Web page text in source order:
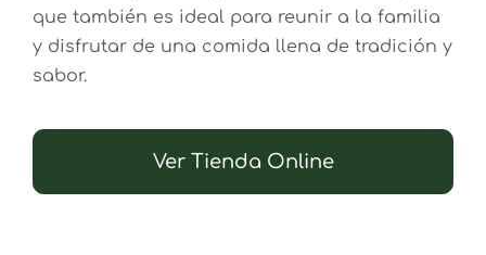
que también es ideal para reunir a la familia
y disfrutar de una comida llena de tradición y
sabor.
Ver Tienda Online